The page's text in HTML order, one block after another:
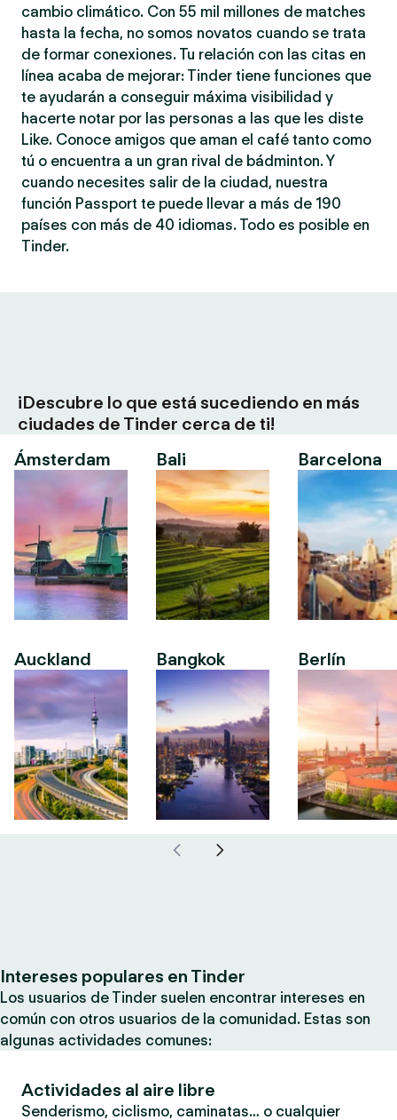
cambio climático. Con 55 mil millones de matches
hasta la fecha, no somos novatos cuando se trata
de formar conexiones. Tu relación con las citas en
línea acaba de mejorar: Tinder tiene funciones que
te ayudarán a conseguir máxima visibilidad y
hacerte notar por las personas a las que les diste
Like. Conoce amigos que aman el café tanto como
tú o encuentra a un gran rival de bádminton. Y
cuando necesites salir de la ciudad, nuestra
función Passport te puede llevar a más de 190
países con más de 40 idiomas. Todo es posible en
Tinder.
¡Descubre lo que está sucediendo en más
ciudades de Tinder cerca de ti!
Ámsterdam
Auckland
Bali
Bangkok
Barcelona
Berlín
Intereses populares en Tinder
Los usuarios de Tinder suelen encontrar intereses en
común con otros usuarios de la comunidad. Estas son
algunas actividades comunes:
Actividades al aire libre
Senderismo, ciclismo, caminatas… o cualquier